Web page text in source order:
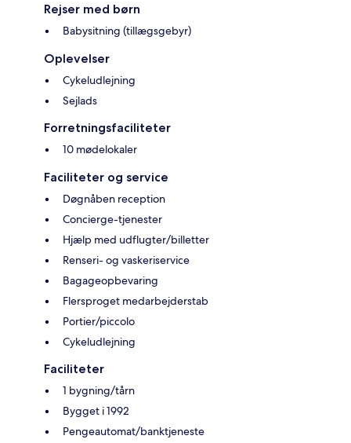
Rejser med børn
Babysitning (tillægsgebyr)
Oplevelser
Cykeludlejning
Sejlads
Forretningsfaciliteter
10 mødelokaler
Faciliteter og service
Døgnåben reception
Concierge-tjenester
Hjælp med udflugter/billetter
Renseri- og vaskeriservice
Bagageopbevaring
Flersproget medarbejderstab
Portier/piccolo
Cykeludlejning
Faciliteter
1 bygning/tårn
Bygget i 1992
Pengeautomat/banktjeneste